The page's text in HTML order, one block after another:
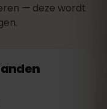
— deze wordt